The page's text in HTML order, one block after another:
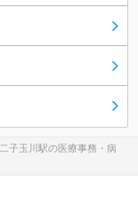
二子玉川駅の医療事務・病